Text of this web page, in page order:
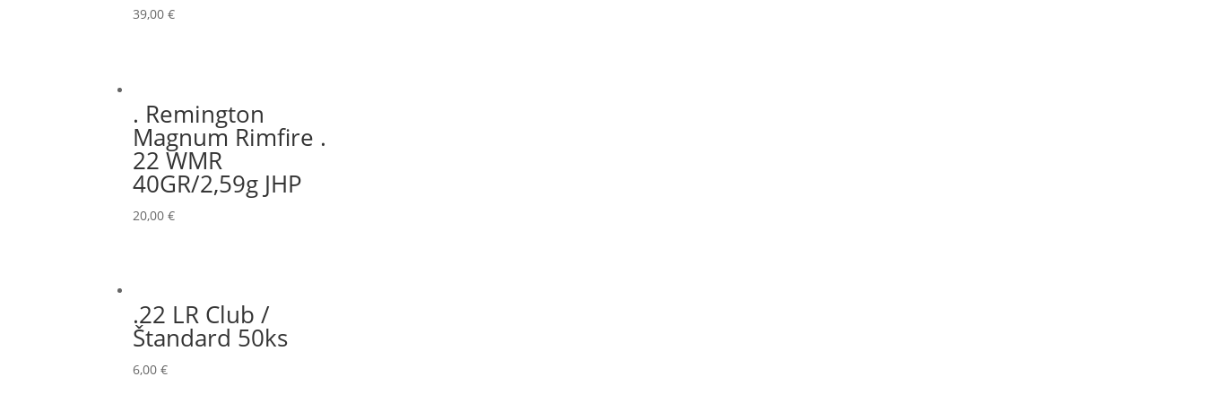
39,00€
. Remington
Magnum Rimfire .
22 WMR
40GR/2,59g JHP
20,00€
.22 LR Club /
Štandard 50ks
6,00€